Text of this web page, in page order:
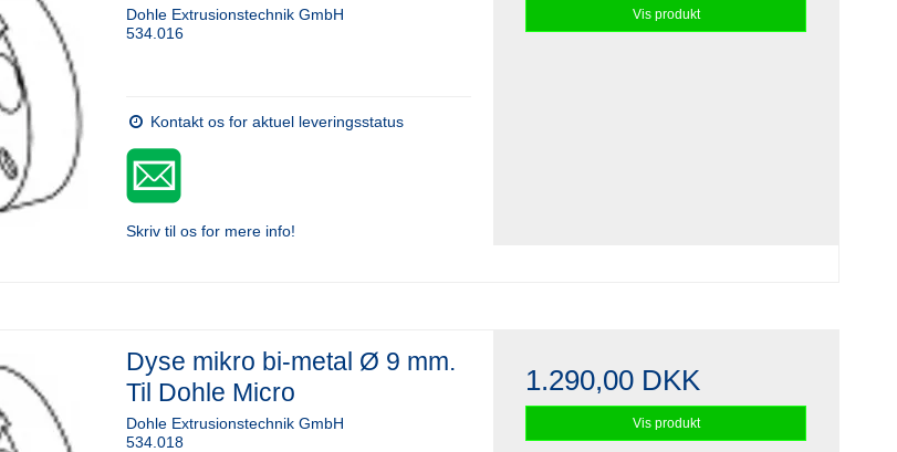
Dohle Extrusionstechnik GmbH
534.016
Kontakt os for aktuel leveringsstatus
Skriv til os for mere info!
Vis produkt
Dyse mikro bi-metal Ø 9 mm.
Til Dohle Micro
Dohle Extrusionstechnik GmbH
534.018
1.290,00 DKK
Vis produkt